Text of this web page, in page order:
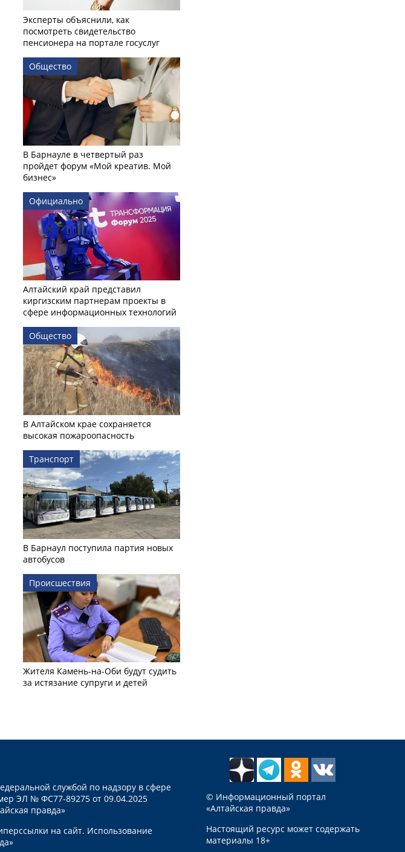
Эксперты объяснили, как
посмотреть свидетельство
пенсионера на портале госуслуг
Общество
В Барнауле в четвертый раз
пройдет форум «Мой креатив. Мой
бизнес»
Официально
Алтайский край представил
киргизским партнерам проекты в
сфере информационных технологий
Общество
В Алтайском крае сохраняется
высокая пожароопасность
Транспорт
В Барнаул поступила партия новых
автобусов
Происшествия
Жителя Камень-на-Оби будут судить
за истязание супруги и детей
службой по надзору в сфере
ЭЛ № ФС77-89275 от 09.04.2025
правда»
на сайт. Использование
© Информационный портал
«Алтайская правда»
Настоящий ресурс может содержать
материалы 18+